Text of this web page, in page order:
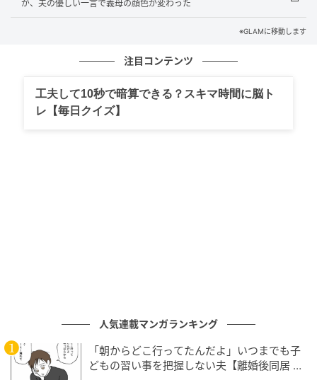
その後、男性が上機嫌で入店してきました。
非常識な行動を猛烈に非難され、彼は逃げ帰っていき
ました。
と反省もしました。
が、夫の優しい一言で義母の顔色が変わった
※GLAMに移動します
注目コンテンツ
工夫して10秒で暗算できる？スキマ時間に脳ト
レ【毎日クイズ】
人気連載マンガランキング
「朝からどこ行ってたんだよ」いつまでも子
どもの習い事を把握しない夫【離婚後同居 Vo